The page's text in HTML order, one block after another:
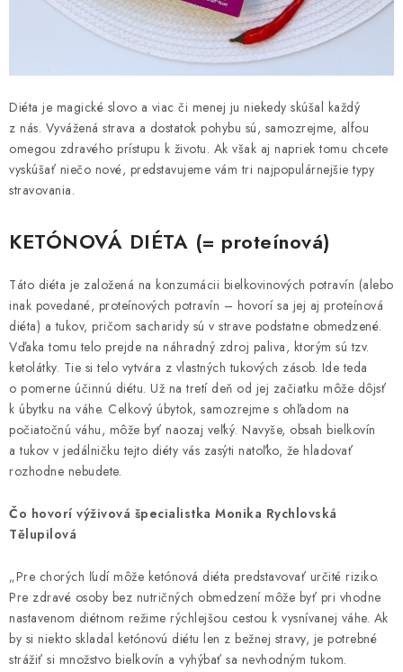
Diéta je magické slovo a viac či menej ju niekedy skúšal každý
z nás. Vyvážená strava a dostatok pohybu sú, samozrejme, alfou
omegou zdravého prístupu k životu. Ak však aj napriek tomu chcete
vyskúšať niečo nové, predstavujeme vám tri najpopulárnejšie typy
stravovania.
KETÓNOVÁ DIÉTA (= proteínová)
Táto diéta je založená na konzumácii bielkovinových potravín (alebo
inak povedané, proteínových potravín – hovorí sa jej aj proteínová
diéta) a tukov, pričom sacharidy sú v strave podstatne obmedzené.
Vďaka tomu telo prejde na náhradný zdroj paliva, ktorým sú tzv.
ketolátky. Tie si telo vytvára z vlastných tukových zásob. Ide teda
o pomerne účinnú diétu. Už na tretí deň od jej začiatku môže dôjsť
k úbytku na váhe. Celkový úbytok, samozrejme s ohľadom na
počiatočnú váhu, môže byť naozaj veľký. Navyše, obsah bielkovín
a tukov v jedálničku tejto diéty vás zasýti natoľko, že hladovať
rozhodne nebudete.
Čo hovorí výživová špecialistka Monika Rychlovská
Tělupilová
„Pre chorých ľudí môže ketónová diéta predstavovať určité riziko.
Pre zdravé osoby bez nutričných obmedzení môže byť pri vhodne
nastavenom diétnom režime rýchlejšou cestou k vysnívanej váhe. Ak
by si niekto skladal ketónovú diétu len z bežnej stravy, je potrebné
strážiť si množstvo bielkovín a vyhýbať sa nevhodným tukom.